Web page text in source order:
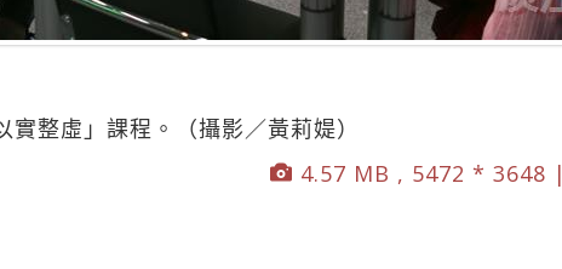
整虛」課程。（攝影／黃莉媞）
4.57 MB , 5472 * 3648 |